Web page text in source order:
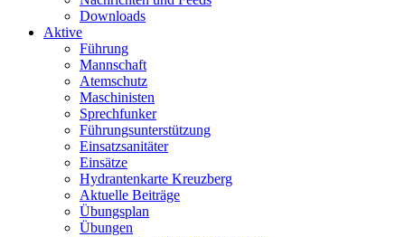
Downloads
Aktive
Führung
Mannschaft
Atemschutz
Maschinisten
Sprechfunker
Führungsunterstützung
Einsatzsanitäter
Einsätze
Hydrantenkarte Kreuzberg
Aktuelle Beiträge
Übungsplan
Übungen